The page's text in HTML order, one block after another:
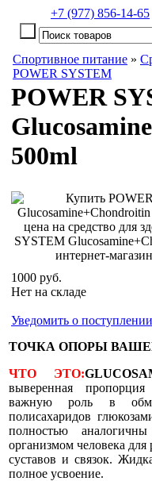
+7 (977) 856-14-65
Спортивное питание »
POWER SYSTEM
POWER
500ml
1000 руб.
Нет на складе
Уведомить о поступлении
ТОЧКА ОПОРЫ
ЧТО ЭТО:
выверенная
важную роль в
полисахаридов
полностью
организмом человека
суставов и связок.
полное усвоение.